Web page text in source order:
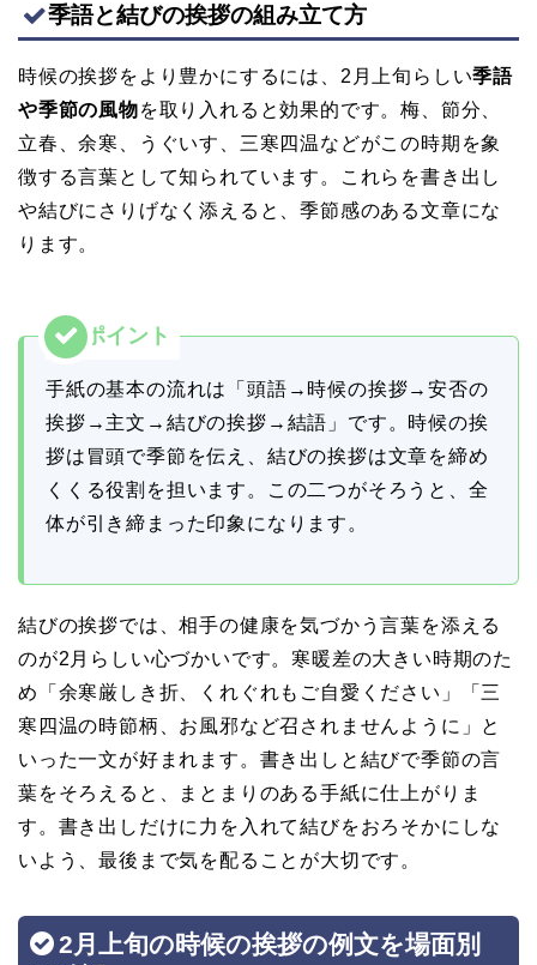
季語と結びの挨拶の組み立て方
時候の挨拶をより豊かにするには、2月上旬らしい季語
や季節の風物を取り入れると効果的です。梅、節分、
立春、余寒、うぐいす、三寒四温などがこの時期を象
徴する言葉として知られています。これらを書き出し
や結びにさりげなく添えると、季節感のある文章にな
ります。
手紙の基本の流れは「頭語→時候の挨拶→安否の
挨拶→主文→結びの挨拶→結語」です。時候の挨
拶は冒頭で季節を伝え、結びの挨拶は文章を締め
くくる役割を担います。この二つがそろうと、全
体が引き締まった印象になります。
結びの挨拶では、相手の健康を気づかう言葉を添える
のが2月らしい心づかいです。寒暖差の大きい時期のた
め「余寒厳しき折、くれぐれもご自愛ください」「三
寒四温の時節柄、お風邪など召されませんように」と
いった一文が好まれます。書き出しと結びで季節の言
葉をそろえると、まとまりのある手紙に仕上がりま
す。書き出しだけに力を入れて結びをおろそかにしな
いよう、最後まで気を配ることが大切です。
2月上旬の時候の挨拶の例文を場面別